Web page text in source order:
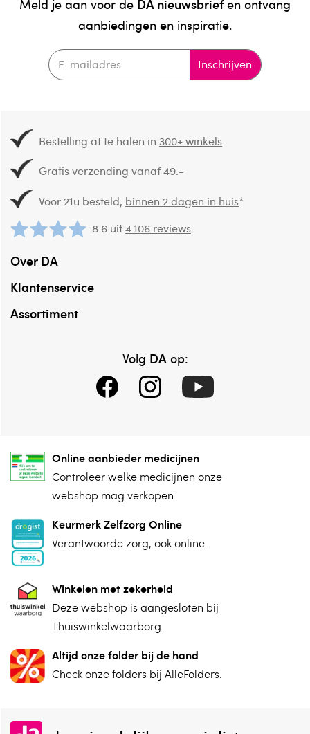
Meld je aan voor de DA nieuwsbriefen ontvang
aanbiedingen en inspiratie.
Inschrijven
Bestelling af te halen in300+ winkels
Gratis verzending vanaf 49.-
Voor 21u besteld, binnen 2 dagen in huis*
8.6 uit4.106 reviews
Over DA
Klantenservice
Assortiment
Volg DAop:
Online aanbieder medicijnen
⁠Controleer welke medicijnen onze
webshop mag verkopen.
Keurmerk Zelfzorg Online
⁠Verantwoorde zorg, ⁠ook online.
Winkelen met zekerheid
⁠Deze webshop is aangesloten ⁠bij
Thuiswinkelwaarborg.
Altijd onze folder bij de hand
Check onze folders ⁠bij AlleFolders.